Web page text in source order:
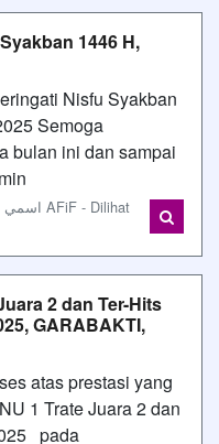
1446 H,
Nisfu Syakban
Semoga
bulan ini dan sampai
2 dan Ter-Hits
GARABAKTI,
atas prestasi yang
1 Trate Juara 2 dan
pada